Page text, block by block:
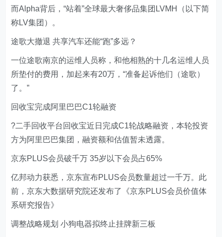
而Alpha背后，“站着”全球最大奢侈品集团LVMH（以下简
称LV集团）。
途歌大撤退 共享汽车还能“跑”多远？
一位途歌南京的运维人员称，和他相熟的十几名运维人员
所垫付的费用，加起来有20万，“准备起诉他们（途歌）
了。”
回收宝完成阿里巴巴C1轮融资
?二手回收平台回收宝近日完成C1轮战略融资，本轮投资
方为阿里巴巴集团，融资额和估值暂未透露。
京东PLUS会员破千万 35岁以下会员占65%
亿邦动力获悉，京东宣布PLUS会员数量超过一千万。此
前，京东大数据研究院还发布了《京东PLUS会员价值体
系研究报告》
调整战略规划 小狗电器拟终止挂牌新三板